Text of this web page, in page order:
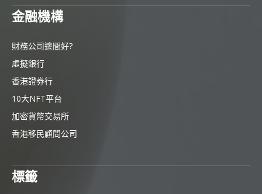
金融機構
財務公司邊間好?
虛擬銀行
香港證券行
10大NFT平台
加密貨幣交易所
香港移民顧問公司
標籤